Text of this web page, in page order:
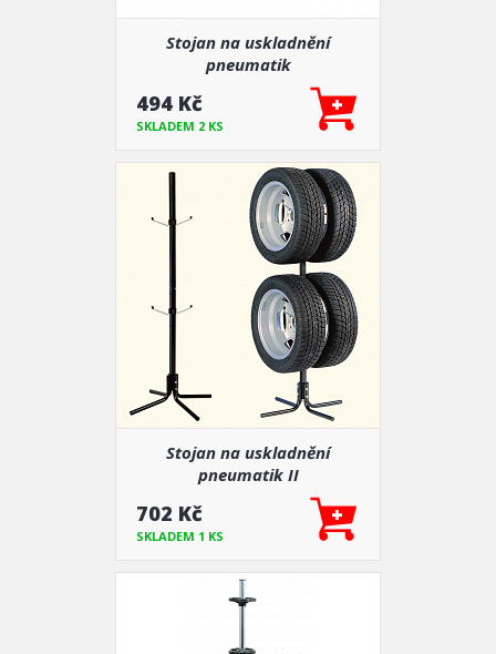
Stojan na uskladnění
pneumatik
494 Kč
SKLADEM 2 KS
Stojan na uskladnění
pneumatik II
702 Kč
SKLADEM 1 KS